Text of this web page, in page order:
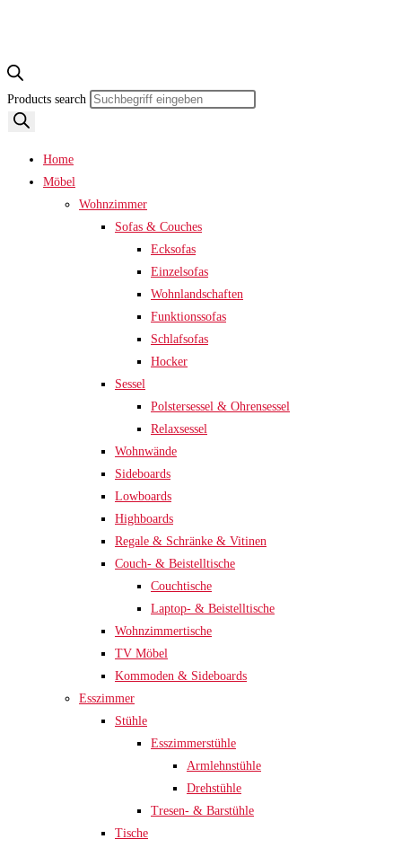
Products search
Home
Möbel
Wohnzimmer
Sofas & Couches
Ecksofas
Einzelsofas
Wohnlandschaften
Funktionssofas
Schlafsofas
Hocker
Sessel
Polstersessel & Ohrensessel
Relaxsessel
Wohnwände
Sideboards
Lowboards
Highboards
Regale & Schränke & Vitinen
Couch- & Beistelltische
Couchtische
Laptop- & Beistelltische
Wohnzimmertische
TV Möbel
Kommoden & Sideboards
Esszimmer
Stühle
Esszimmerstühle
Armlehnstühle
Drehstühle
Tresen- & Barstühle
Tische